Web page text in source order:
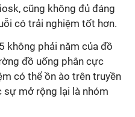
cũng không đủ đáng
có trải nghiệm tốt hơn.
không phải năm của đồ
đồ uống phân cực
có thể ồn ào trên truyền
sự mở rộng lại là nhóm